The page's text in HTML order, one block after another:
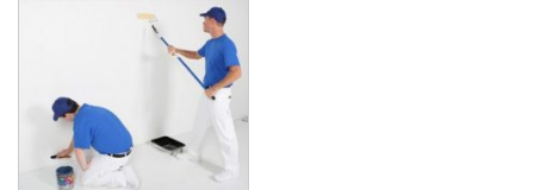
Hà Nội hiện nay đã có rất
nhiều những ngôi nhà đã
xuống cấp, hoặc có nhiều
những ngôi nhà do thi